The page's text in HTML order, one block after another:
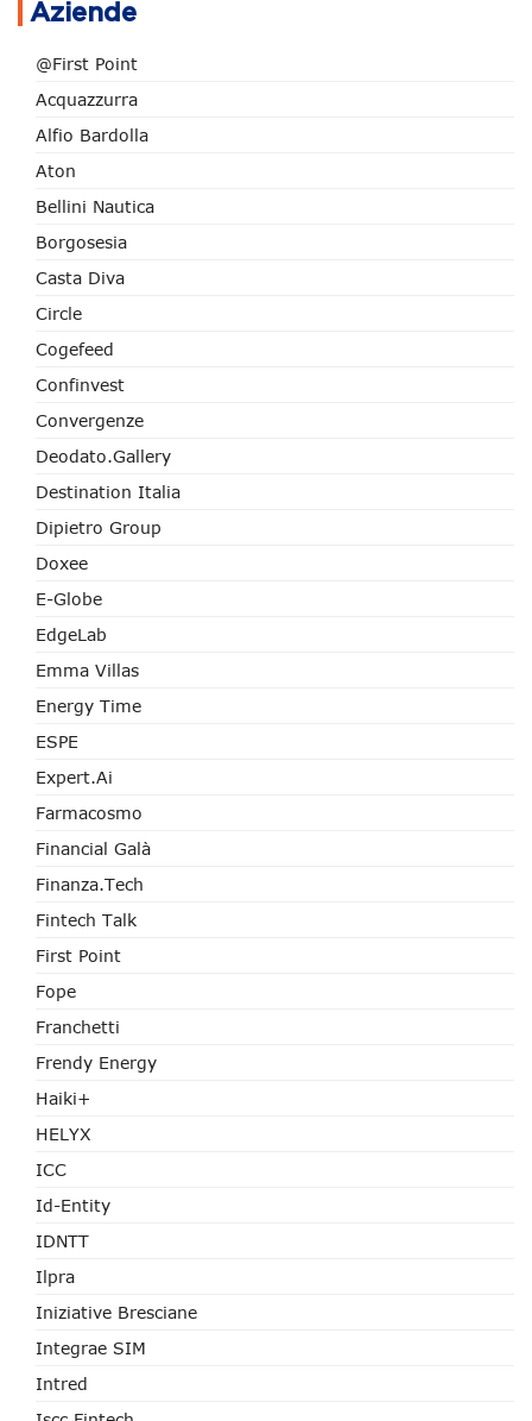
Aziende
@First Point
Acquazzurra
Alfio Bardolla
Aton
Bellini Nautica
Borgosesia
Casta Diva
Circle
Cogefeed
Confinvest
Convergenze
Deodato.Gallery
Destination Italia
Dipietro Group
Doxee
E-Globe
EdgeLab
Emma Villas
Energy Time
ESPE
Expert.ai
Farmacosmo
Financial Galà
Finanza.tech
Fintech Talk
First Point
Fope
Franchetti
Frendy Energy
Haiki+
HELYX
ICC
Id-Entity
IDNTT
Ilpra
Iniziative Bresciane
Integrae SIM
Intred